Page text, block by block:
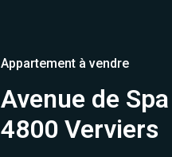
Appartement à vendre
Avenue de
4800 Verviers